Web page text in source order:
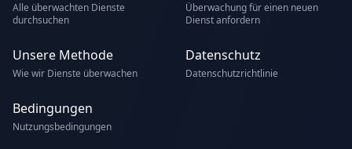
Alle überwachten Dienste
durchsuchen
Überwachung für einen neuen
Dienst anfordern
Unsere Methode
Wie wir Dienste überwachen
Datenschutz
Datenschutzrichtlinie
Bedingungen
Nutzungsbedingungen